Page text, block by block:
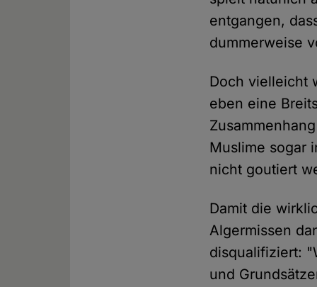
entgangen,
dummerweise
Doch vielleicht
eben eine
Muslime sogar
nicht goutiert
Damit die
Algermissen
disqualifiziert:
und